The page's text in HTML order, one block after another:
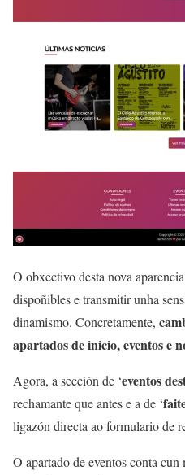
O obxectivo desta nova
dispoñibles e transmitir unha
dinamismo. Concretamente,
apartados de inicio, eventos e
Agora, a sección de ‘eventos
rechamante que antes e a de ‘
ligazón directa ao formulario de
O apartado de eventos conta